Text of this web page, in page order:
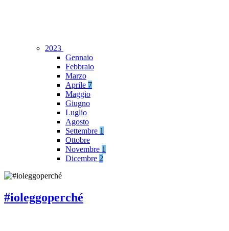
2023
Gennaio
Febbraio
Marzo
Aprile 7
Maggio
Giugno
Luglio
Agosto
Settembre 1
Ottobre
Novembre 1
Dicembre 2
#ioleggoperché